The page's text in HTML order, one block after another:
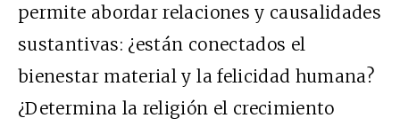
permite abordar relaciones y causalidades
sustantivas: ¿están conectados el
bienestar material y la felicidad humana?
¿Determina la religión el crecimiento